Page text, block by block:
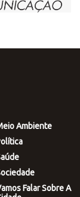
Ambiente
Falar Sobre A